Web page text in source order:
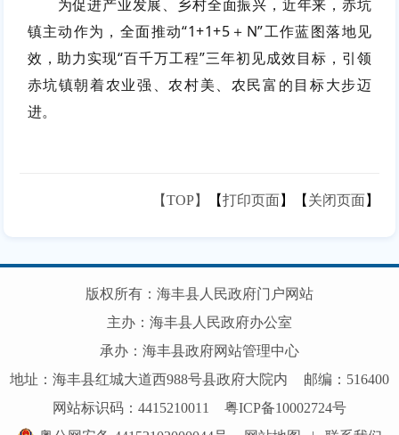
为促进产业发展、乡村全面振兴，近年来，赤坑
镇主动作为，全面推动“1+1+5＋N”工作蓝图落地见
效，助力实现“百千万工程”三年初见成效目标，引领
赤坑镇朝着农业强、农村美、农民富的目标大步迈
进。
【TOP】 【打印页面】【 关闭页面】
版权所有：海丰县人民政府门户网站
主办：海丰县人民政府办公室
承办：海丰县政府网站管理中心
地址：海丰县红城大道西988号县政府大院内
邮编：516400
网站标识码：4415210011
粤ICP备10002724号